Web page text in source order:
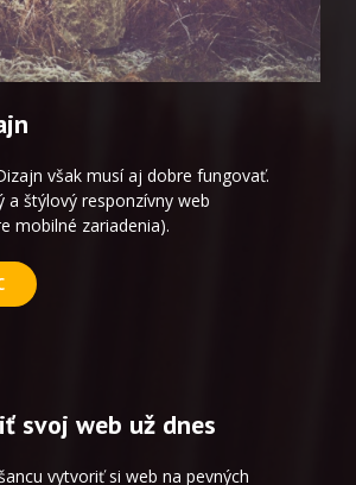
však musí aj dobre fungovať.
a štýlový responzívny web
mobilné zariadenia).
svoj web už dnes
vytvoriť si web na pevných